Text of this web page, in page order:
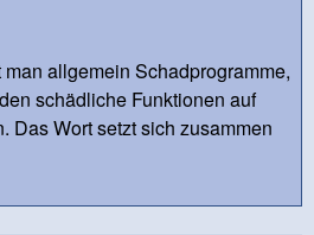
allgemein Schadprogramme,
schädliche Funktionen auf
Das Wort setzt sich zusammen